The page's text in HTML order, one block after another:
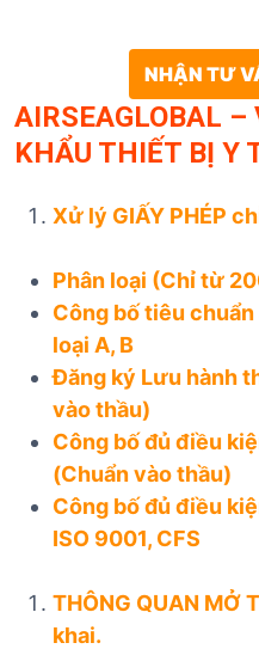
NHẬN TƯ
AIRSEAGLOBAL
KHẨU THIẾT BỊ Y
Xử lý GIẤY PHÉP
Phân loại (Chỉ từ
Công bố tiêu
loại A, B
Đăng ký Lưu hành
vào thầu)
Công bố đủ điều
(Chuẩn vào thầu)
Công bố đủ điều
ISO 9001, CFS
THÔNG QUAN MỞ
khai.